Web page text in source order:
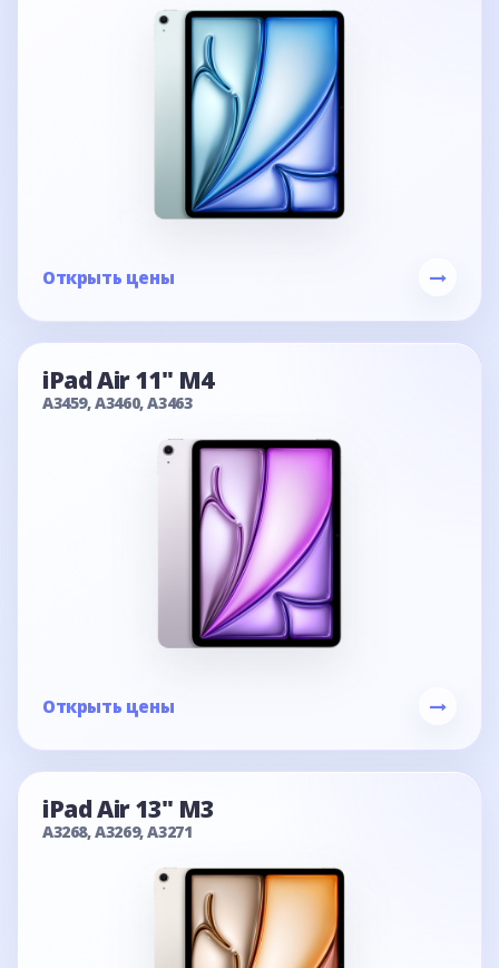
Открыть цены
iPad Air 11" M4
A3459, A3460, A3463
Открыть цены
iPad Air 13" M3
A3268, A3269, A3271